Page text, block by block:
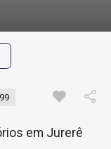
em Jurerê